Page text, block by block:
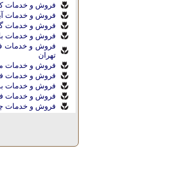
فروش و خدمات
فروش و خدمات
فروش و خدمات گل
فروش و خدمات
فروش و خدمات
تهران
فروش و خدمات
فروش و خدمات
فروش و خدمات
فروش و خدمات
فروش و خدمات